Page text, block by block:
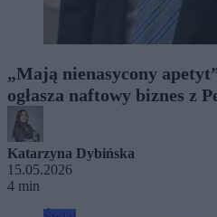
„Mają nienasycony
ogłasza naftowy biznes z
Katarzyna Dybińska
15.05.2026
4 min